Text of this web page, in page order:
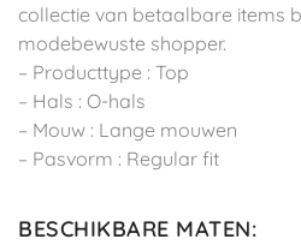
collectie van betaalbare items
modebewuste shopper.
– Producttype : Top
– Hals : O-hals
– Mouw : Lange mouwen
– Pasvorm : Regular fit
BESCHIKBARE MATEN: